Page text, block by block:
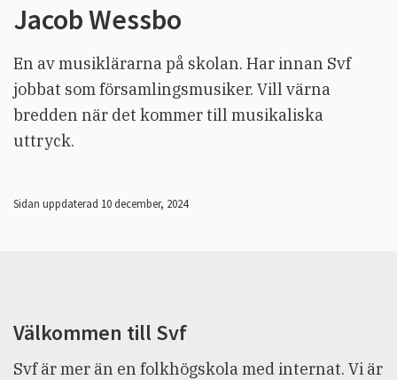
Jacob Wessbo
En av musiklärarna på skolan. Har innan Svf
jobbat som församlingsmusiker. Vill värna
bredden när det kommer till musikaliska
uttryck.
Sidan uppdaterad 10 december, 2024
Välkommen till Svf
Svf är mer än en folkhögskola med internat. Vi är